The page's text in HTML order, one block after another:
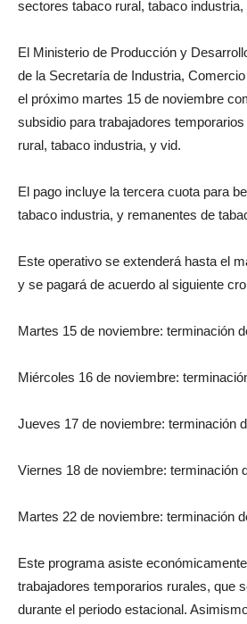
sectores tabaco rural, tabaco industria,
El Ministerio de Producción y
de la Secretaría de Industria,
el próximo martes 15 de noviembre
subsidio para trabajadores
rural, tabaco industria, y vid.
El pago incluye la tercera cuota para
tabaco industria, y remanentes de
Este operativo se extenderá hasta el
y se pagará de acuerdo al siguiente
Martes 15 de noviembre: terminación
Miércoles 16 de noviembre:
Jueves 17 de noviembre: terminación
Viernes 18 de noviembre: terminación
Martes 22 de noviembre: terminación
Este programa asiste
trabajadores temporarios rurales, que
durante el periodo estacional.